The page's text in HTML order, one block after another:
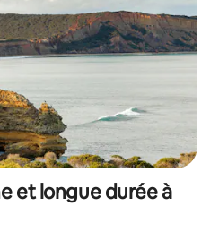
et longue durée à